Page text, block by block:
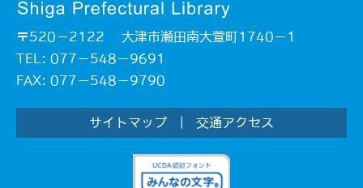
〒520－2122 大津市瀬田南大萱町1740－1
TEL: 077－548－9691
FAX: 077－548－9790
サイトマップ 交通アクセス